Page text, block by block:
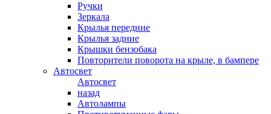
Ручки
Зеркала
Крылья передние
Крылья задние
Крышки бензобака
Повторители поворота на крыле, в бампере
Автосвет
Автосвет
назад
Автолампы